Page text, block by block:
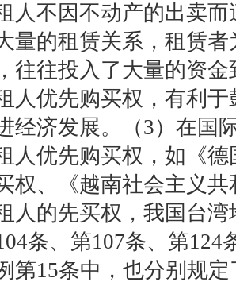
人不因不动产的出卖
量的租赁关系，租赁
往往投入了大量的资
人优先购买权，有利
经济发展。（3）在国
人优先购买权，如《
权、《越南社会主义
人的先买权，我国台
条、第107条、第124
第15条中，也分别规